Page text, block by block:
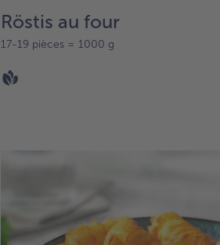
Röstis au four
17-19 pièces = 1000 g